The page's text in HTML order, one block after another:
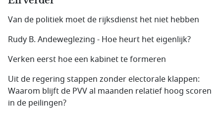
Van de politiek moet de rijksdienst het niet hebben
Rudy B. Andeweglezing - Hoe heurt het eigenlijk?
Verken eerst hoe een kabinet te formeren
Uit de regering stappen zonder electorale klappen:
Waarom blijft de PVV al maanden relatief hoog scoren
in de peilingen?